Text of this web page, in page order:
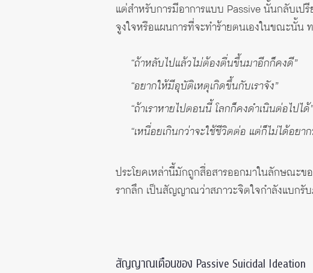
แต่สำหรับการมีอาการแบบ Passive นั้นกลับเ
จูงใจหรือแผนการที่จะทำร้ายตนเองในขณะนั้
“ถ้าหลับไปแล้วไม่ต้องตื่นขึ้นมาอีกก็คงดี”
“อยากให้มีอุบัติเหตุเกิดขึ้นกับเราจัง”
“ถ้าเราหายไปตอนนี้ โลกก็คงดำเนินต่อไปได้”
“เหนื่อยเกินกว่าจะใช้ชีวิตต่อ แต่ก็ไม่ได้อยา
ประโยคเหล่านี้มักถูกสื่อสารออกมาในลักษณะ
รากลึก เป็นสัญญาณว่าสภาวะจิตใจกำลังแบกรั
สัญญาณเตือนของ Passive Suicidal Ideation